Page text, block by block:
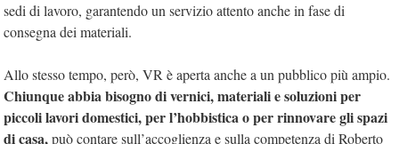
sedi di lavoro, garantendo un servizio attento anche in fase di
consegna dei materiali.
Allo stesso tempo, però, VR è aperta anche a un pubblico più ampio.
Chiunque abbia bisogno di vernici, materiali e soluzioni per
piccoli lavori domestici, per l’hobbistica o per rinnovare gli spazi
di casa,può contare sull’accoglienza e sulla competenza di Roberto